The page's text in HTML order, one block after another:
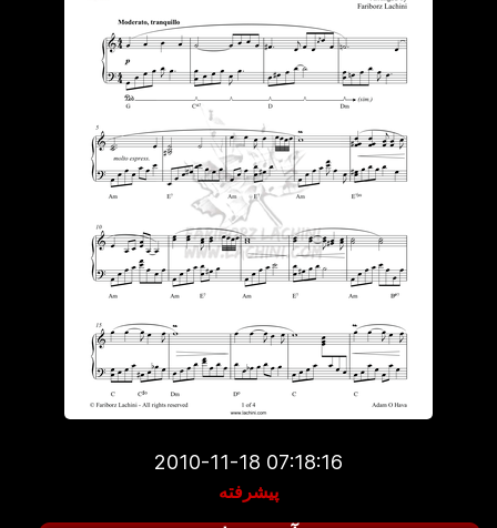
2010-11-18 07:18:16
پیشرفته